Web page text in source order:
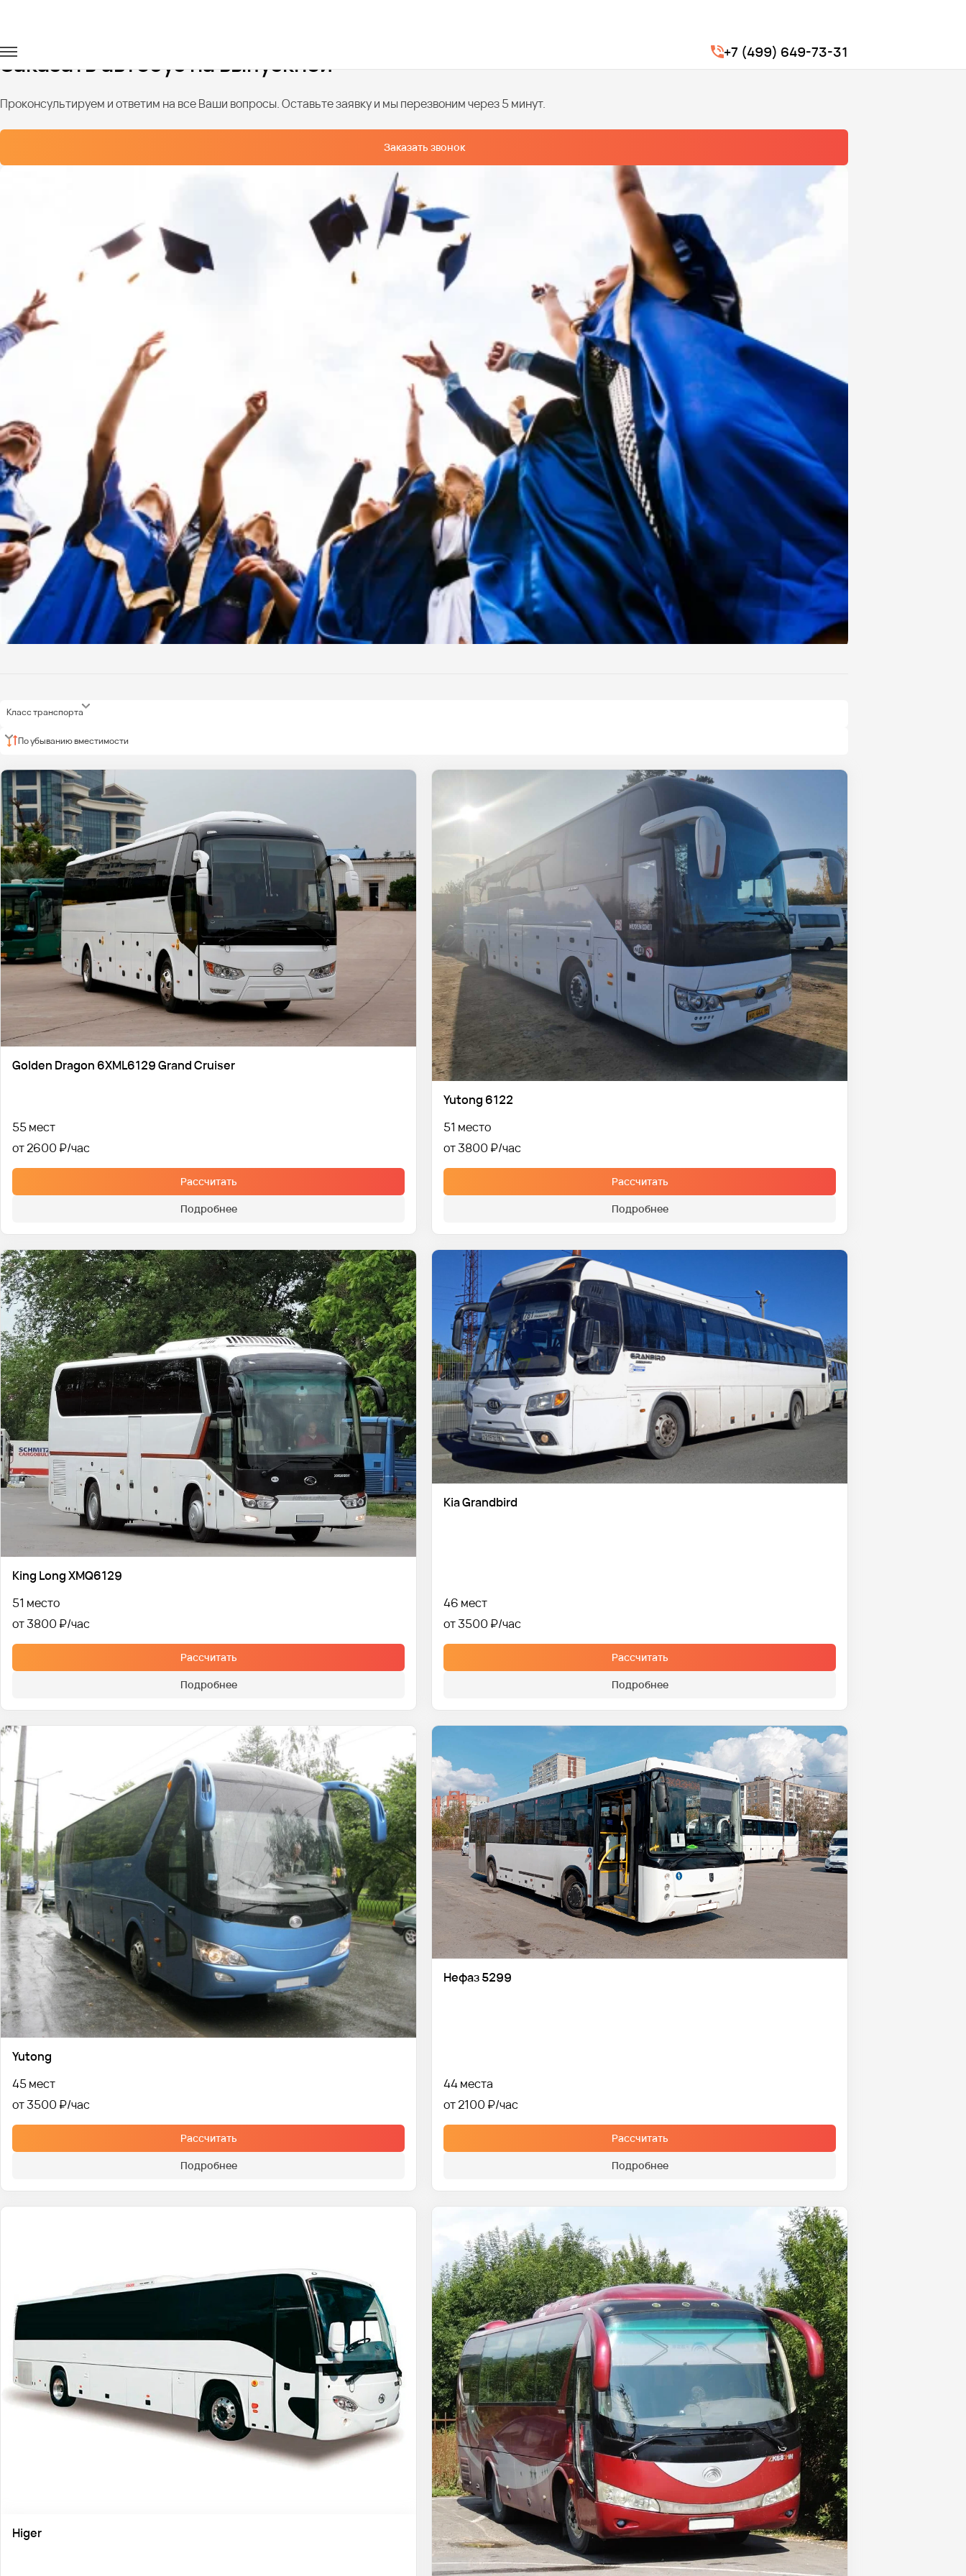
+7 (499) 649-73-31
Заказать автобус на выпускной
Проконсультируем и ответим на все Ваши вопросы. Оставьте заявку и мы перезвоним через 5 минут.
Заказать звонок
Класс транспорта
По убыванию вместимости
Golden Dragon 6XML6129 Grand Cruiser
55 мест
от 2600 ₽
Рассчитать
Подробнее
Yutong 6122
51 место
от 3800 ₽
Рассчитать
Подробнее
King Long XMQ6129
51 место
от 3800 ₽
Рассчитать
Подробнее
Kia Grandbird
46 мест
от 3500 ₽
Рассчитать
Подробнее
Yutong
45 мест
от 3500 ₽
Рассчитать
Подробнее
Нефаз 5299
44 места
от 2100 ₽
Рассчитать
Подробнее
Higer